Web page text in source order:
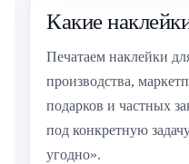
Какие
Печатаем наклейки
производства,
подарков и частных
под конкретную
угодно».